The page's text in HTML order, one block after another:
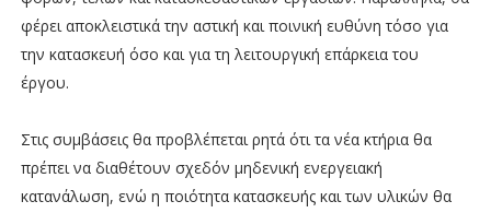
φέρει αποκλειστικά την αστική και ποινική ευθύνη τόσο για
την κατασκευή όσο και για τη λειτουργική επάρκεια του
έργου.
Στις συμβάσεις θα προβλέπεται ρητά ότι τα νέα κτήρια θα
πρέπει να διαθέτουν σχεδόν μηδενική ενεργειακή
κατανάλωση, ενώ η ποιότητα κατασκευής και των υλικών θα